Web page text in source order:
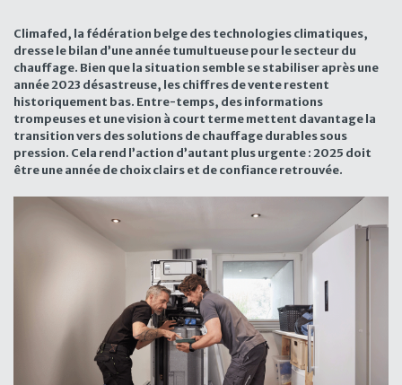
Climafed, la fédération belge des technologies climatiques,
dresse le bilan d’une année tumultueuse pour le secteur du
chauffage. Bien que la situation semble se stabiliser après une
année 2023 désastreuse, les chiffres de vente restent
historiquement bas. Entre-temps, des informations
trompeuses et une vision à court terme mettent davantage la
transition vers des solutions de chauffage durables sous
pression. Cela rend l’action d’autant plus urgente : 2025 doit
être une année de choix clairs et de confiance retrouvée.